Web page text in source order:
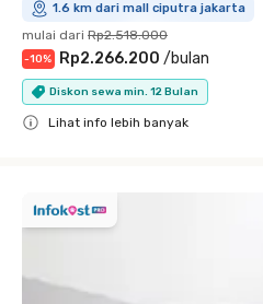
1.6 km dari mall ciputra jakarta
mulai dari Rp2.518.000
-10% Rp2.266.200 /bulan
Diskon sewa min. 12 Bulan
Lihat info lebih banyak